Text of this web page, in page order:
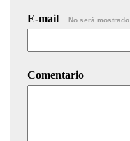
E-mail No será mostrado.
Comentario